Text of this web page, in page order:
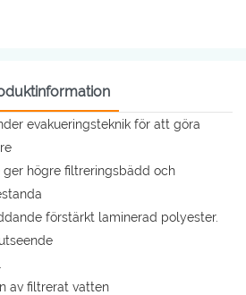
evakueringsteknik för att göra
högre filtreringsbädd och
förstärkt laminerad polyester.
av filtrerat vatten